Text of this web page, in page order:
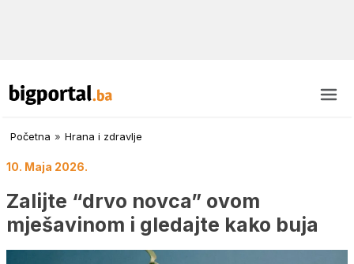
Početna » Hrana i zdravlje
10. Maja 2026.
Zalijte “drvo novca” ovom
mješavinom i gledajte kako buja